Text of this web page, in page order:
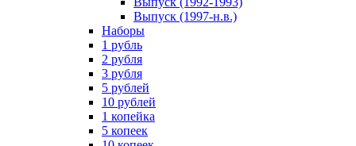
Выпуск (1997-н.в.)
Наборы
1 рубль
2 рубля
3 рубля
5 рублей
10 рублей
1 копейка
5 копеек